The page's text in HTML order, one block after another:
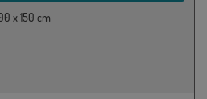
x 150 cm